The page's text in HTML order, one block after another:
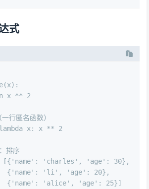
式
(x):
x ** 2
行匿名函数）
lambda x: x ** 2
排序
[{ 'name' : 'charles' , 'age' : 30},
{
'name' : 'li' , 'age' : 20},
{
'name' : 'alice' , 'age' : 25}]